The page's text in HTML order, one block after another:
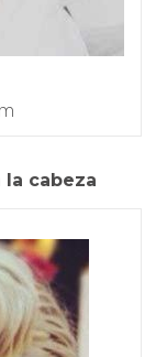
la cabeza